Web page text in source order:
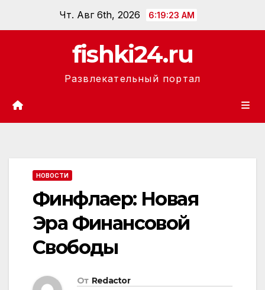
Чт. Авг 6th, 2026 6:19:24 AM
fishki24.ru
Развлекательный портал
НОВОСТИ
Финфлаер: Новая
Эра Финансовой
Свободы
От Redactor